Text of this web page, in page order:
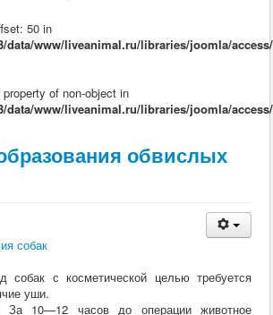
животные
50 in
data/www/liveanimal.ru/libraries/joomla/
of non-object in
data/www/liveanimal.ru/libraries/joomla/
обвислых
собак
собак с косметической целью требуется
уши.
За 10—12 часов до операции животное